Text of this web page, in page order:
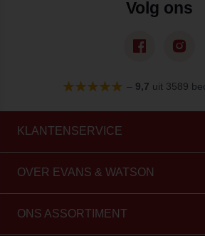
Volg ons
– 9,7 uit 3589
KLANTENSERVICE
OVER EVANS & WATSON
ONS ASSORTIMENT